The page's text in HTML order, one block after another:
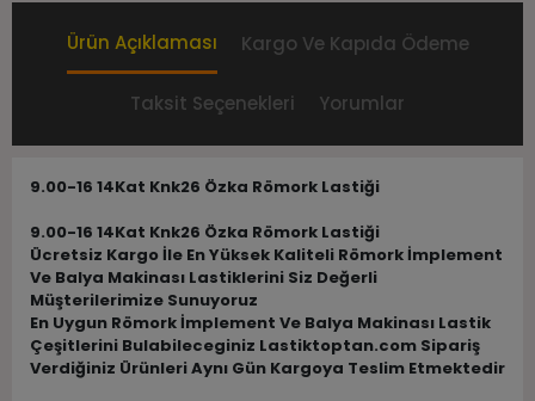
Ürün Açıklaması Kargo Ve Kapıda Ödeme
Taksit Seçenekleri Yorumlar
9.00-16 14Kat Knk26 Özka Römork Lastiği
9.00-16 14Kat Knk26 Özka Römork Lastiği
Ücretsiz Kargo İle En Yüksek Kaliteli Römork İmplement
Ve Balya Makinası Lastiklerini Siz Değerli
Müşterilerimize Sunuyoruz
En Uygun Römork İmplement Ve Balya Makinası Lastik
Çeşitlerini Bulabileceginiz Lastiktoptan.com Sipariş
Verdiğiniz Ürünleri Aynı Gün Kargoya Teslim Etmektedir